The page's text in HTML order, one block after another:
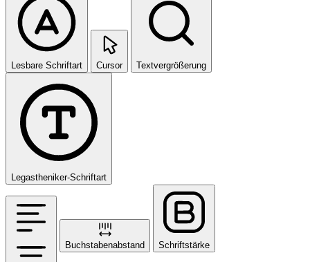
Lesbare Schriftart Cursor Textvergrößerung
Legastheniker-Schriftart
Buchstabenabstand Schriftstärke